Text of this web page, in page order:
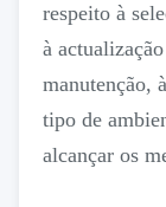
respeito à
à
manutenção,
tipo de
alcançar os